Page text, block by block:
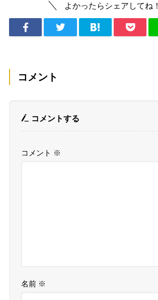
よかったらシェアしてね！
コメント
コメントする
コメント ※
名前 ※